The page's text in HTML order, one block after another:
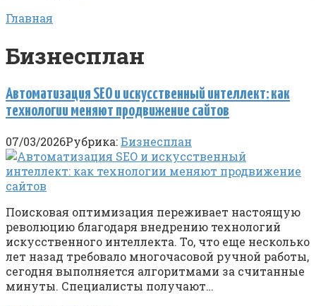
Главная
Бизнесплан
Автоматизация SEO и искусственный интеллект: как
технологии меняют продвижение сайтов
07/03/2026Рубрика:Бизнесплан
Поисковая оптимизация переживает настоящую
революцию благодаря внедрению технологий
искусственного интеллекта. То, что еще несколько
лет назад требовало многочасовой ручной работы,
сегодня выполняется алгоритмами за считанные
минуты. Специалисты получают…